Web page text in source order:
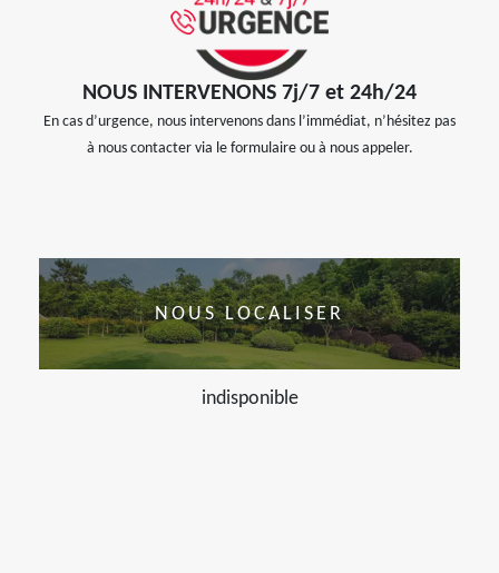
NOUS INTERVENONS 7j/7 et 24h/24
En cas d’urgence, nous intervenons dans l’immédiat, n’hésitez pas
à nous contacter via le formulaire ou à nous appeler.
NOUS LOCALISER
indisponible